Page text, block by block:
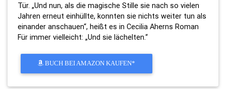
Tür. „Und nun, als die magische Stille sie nach so vielen
Jahren erneut einhüllte, konnten sie nichts weiter tun als
einander anschauen“, heißt es in Cecilia Aherns Roman
Für immer vielleicht: „Und sie lächelten.“
BUCH BEI AMAZON KAUFEN*